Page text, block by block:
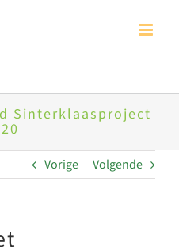
Sinterklaasproject
Vorige Volgende